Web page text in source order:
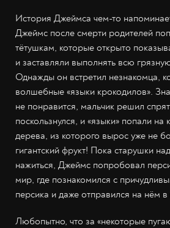
История Джеймса чем-то
Джеймс после смерти родителей
тётушкам, которые открыто
и заставляли выполнять всю
Однажды он встретил незнакомца,
волшебные «языки крокодилов».
не понравится, мальчик решил
поскользнулся, и «языки» попали на
дерева, из которого вырос уже не
гигантский фрукт! Пока старушки
нажиться, Джеймс попробовал
мир, где познакомился с
персика и даже отправился на нём в
Любопытно, что за «некоторые